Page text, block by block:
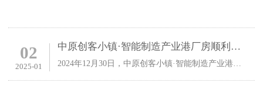
02
2025-01
中原创客小镇·智能制造产业港厂房顺利交付，开启智能制造新篇章
2024年12月30日，中原创客小镇·智能制造产业港迎来了激动人心的厂房交付仪式。这一天，标志着这座承载着无数创新与梦想的智能制造基地正式投入使用，将为郑州南片区的智能制造产业注入新活力。